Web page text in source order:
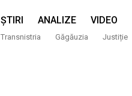
ȘTIRI ANALIZE VIDEO
Transnistria Găgăuzia Justiție